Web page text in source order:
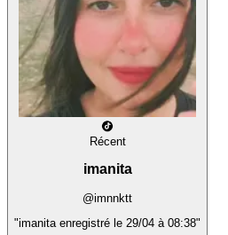
Récent
imanita
@imnnktt
"imanita enregistré le 29/04 à 08:38"